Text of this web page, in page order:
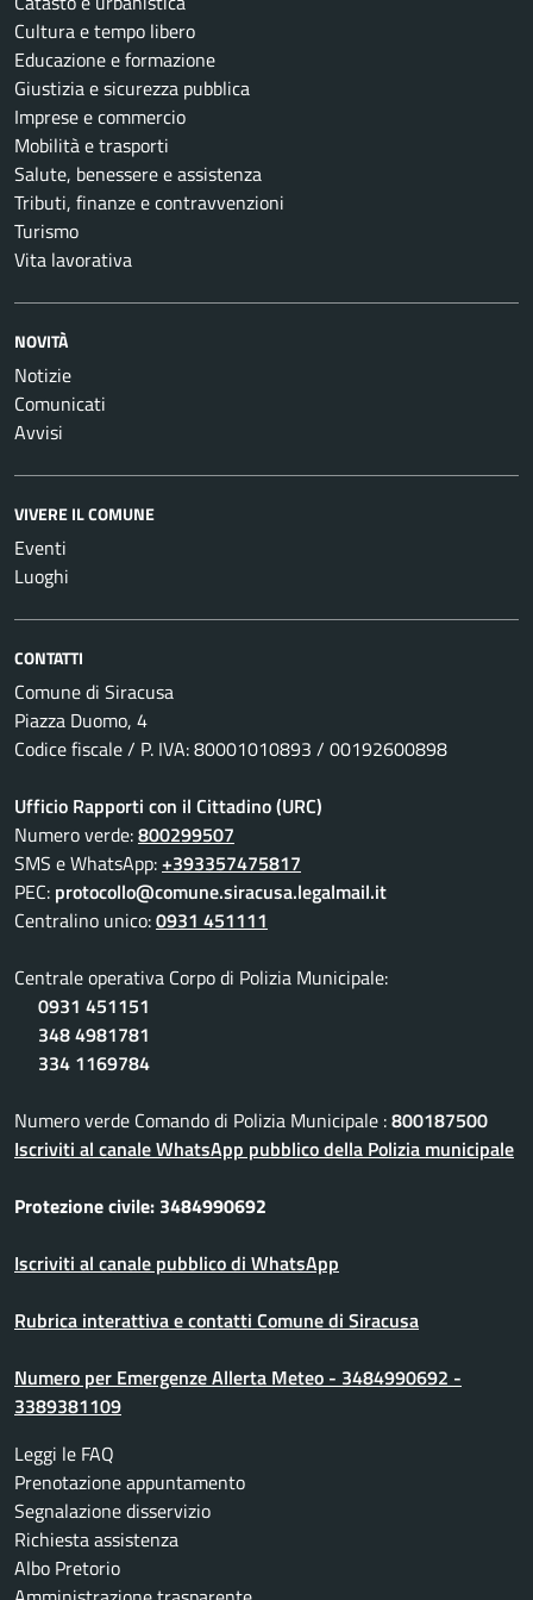
Cultura e tempo libero
Educazione e formazione
Giustizia e sicurezza pubblica
Imprese e commercio
Mobilità e trasporti
Salute, benessere e assistenza
Tributi, finanze e contravvenzioni
Turismo
Vita lavorativa
NOVITÀ
Notizie
Comunicati
Avvisi
VIVERE IL COMUNE
Eventi
Luoghi
CONTATTI
Comune di Siracusa
Piazza Duomo, 4
Codice fiscale / P. IVA: 80001010893 / 00192600898
Ufficio Rapporti con il Cittadino (URC)
Numero verde:800299507
SMS e WhatsApp:+393357475817
PEC: protocollo@comune.siracusa.legalmail.it
Centralino unico:0931 451111
Centrale operativa Corpo di Polizia Municipale:
0931 451151
348 4981781
334 1169784
Numero verde Comando di Polizia Municipale :800187500
Iscriviti al canale WhatsApp pubblico della Polizia municipale
Protezione civile: 3484990692
Iscriviti al canale pubblico di WhatsApp
Rubrica interattiva e contatti Comune di Siracusa
Numero per Emergenze Allerta Meteo - 3484990692 -
3389381109
Leggi le FAQ
Prenotazione appuntamento
Segnalazione disservizio
Richiesta assistenza
Albo Pretorio